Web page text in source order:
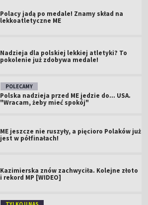
Polacy jadą po medale! Znamy skład na
lekkoatletyczne ME
Nadzieja dla polskiej lekkiej atletyki? To
pokolenie już zdobywa medale!
POLECAMY
Polska nadzieja przed ME jedzie do... USA.
"Wracam, żeby mieć spokój"
ME jeszcze nie ruszyły, a pięcioro Polaków już
jest w półfinałach!
Kazimierska znów zachwyciła. Kolejne złoto
i rekord MP [WIDEO]